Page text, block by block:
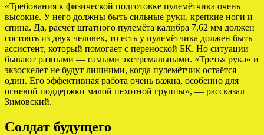
«Требования к физической подготовке пулемётчика очень
высокие. У него должны быть сильные руки, крепкие ноги и
спина. Да, расчёт штатного пулемёта калибра 7,62 мм должен
состоять из двух человек, то есть у пулемётчика должен быть
ассистент, который помогает с переноской БК. Но ситуации
бывают разными — самыми экстремальными. «Третья рука» и
экзоскелет не будут лишними, когда пулемётчик остаётся
один. Его эффективная работа очень важна, особенно для
огневой поддержки малой пехотной группы», — рассказал
Зимовский.
Солдат будущего